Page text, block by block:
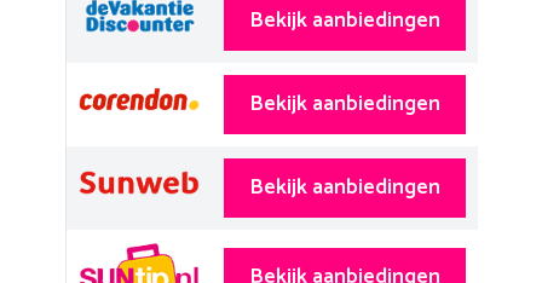
Bekijk aanbiedingen
Bekijk aanbiedingen
Bekijk aanbiedingen